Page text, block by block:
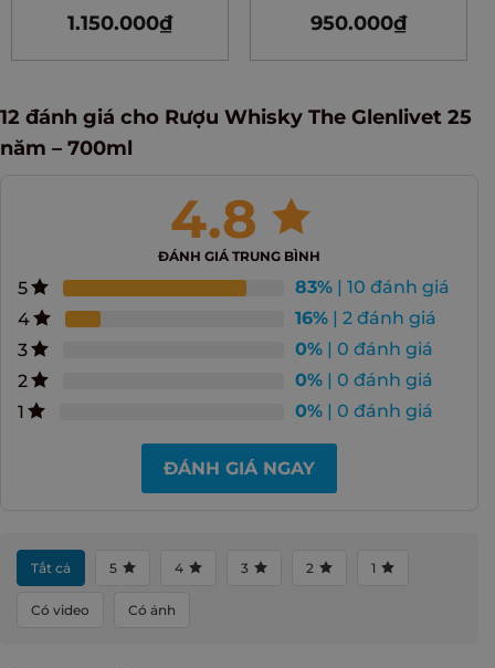
1.150.000₫ 950.000₫
12 đánh giá cho Rượu Whisky The Glenlivet 25
năm – 700ml
4.8
ĐÁNH GIÁ TRUNG BÌNH
5 83% | 10 đánh giá
4
16% | 2 đánh giá
3
0% | 0 đánh giá
2
0% | 0 đánh giá
1
0% | 0 đánh giá
ĐÁNH GIÁ NGAY
Tất cả 5 4 3 2 1
Có video Có ảnh